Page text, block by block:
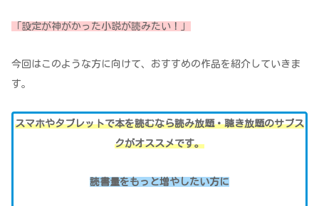
設定が神がかった小説が読みたい！」
今回はこのような方に向けて、おすすめの作品を紹介していきま
す。
スマホやタブレットで本を読むなら読み放題・聴き放題のサブス
クがオススメです。
読書量をもっと増やしたい方に